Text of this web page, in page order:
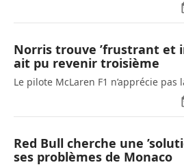
Norris trouve ’frustrant et
ait pu revenir troisième
Le pilote McLaren F1 n’apprécie
Red Bull cherche une
ses problèmes de Monaco